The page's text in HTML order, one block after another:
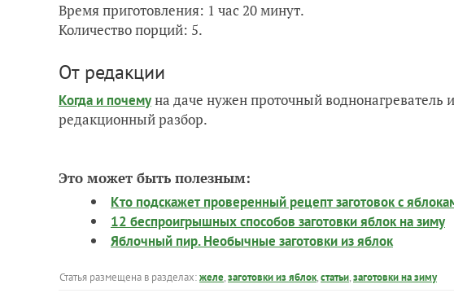
Время приготовления: 1 час 20 минут.
Количество порций: 5.
От редакции
Когда и почемуна даче нужен проточный воднонагреватель и
редакционный разбор.
Это может быть полезным:
Кто подскажет проверенный рецепт заготовок с
12 беспроигрышных способов заготовки яблок на зиму
Яблочный пир. Необычные заготовки из яблок
Статья размещена в разделах:желе,заготовки из яблок,статьи,заготовки на зиму